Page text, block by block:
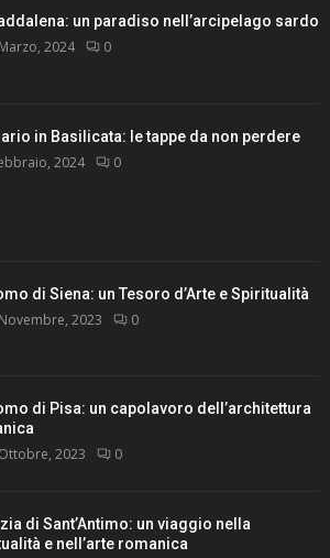
un paradiso nell’arcipelago sardo
2024 0
in Basilicata: le tappe da non perdere
2024 0
di Siena: un Tesoro d’Arte e Spiritualità
2023 0
di Pisa: un capolavoro dell’architettura
2023 0
di Sant’Antimo: un viaggio nella
e nell’arte romanica